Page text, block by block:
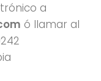
a
ó llamar al